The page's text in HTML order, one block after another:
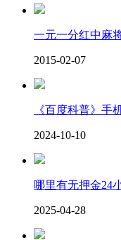
一元一分红中麻
2015-02-07
《百度科普》手
2024-10-10
哪里有无押金24
2025-04-28